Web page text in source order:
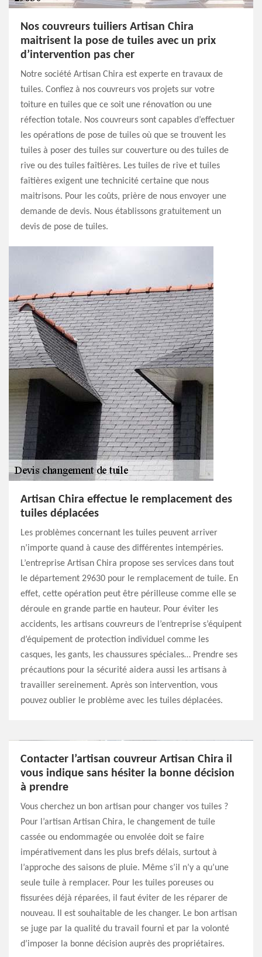
Nos couvreurs tuiliers Artisan Chira
maitrisent la pose de tuiles avec un prix
d’intervention pas cher
Notre société Artisan Chira est experte en travaux de
tuiles. Confiez à nos couvreurs vos projets sur votre
toiture en tuiles que ce soit une rénovation ou une
réfection totale. Nos couvreurs sont capables d’effectuer
les opérations de pose de tuiles où que se trouvent les
tuiles à poser des tuiles sur couverture ou des tuiles de
rive ou des tuiles faîtières. Les tuiles de rive et tuiles
faîtières exigent une technicité certaine que nous
maitrisons. Pour les coûts, prière de nous envoyer une
demande de devis. Nous établissons gratuitement un
devis de pose de tuiles.
Artisan Chira effectue le remplacement des
tuiles déplacées
Les problèmes concernant les tuiles peuvent arriver
n’importe quand à cause des différentes intempéries.
L’entreprise Artisan Chira propose ses services dans tout
le département 29630 pour le remplacement de tuile. En
effet, cette opération peut être périlleuse comme elle se
déroule en grande partie en hauteur. Pour éviter les
accidents, les artisans couvreurs de l’entreprise s’équipent
d’équipement de protection individuel comme les
casques, les gants, les chaussures spéciales… Prendre ses
précautions pour la sécurité aidera aussi les artisans à
travailler sereinement. Après son intervention, vous
pouvez oublier le problème avec les tuiles déplacées.
Contacter l’artisan couvreur Artisan Chira il
vous indique sans hésiter la bonne décision
à prendre
Vous cherchez un bon artisan pour changer vos tuiles ?
Pour l’artisan Artisan Chira, le changement de tuile
cassée ou endommagée ou envolée doit se faire
impérativement dans les plus brefs délais, surtout à
l’approche des saisons de pluie. Même s’il n’y a qu’une
seule tuile à remplacer. Pour les tuiles poreuses ou
fissurées déjà réparées, il faut éviter de les réparer de
nouveau. Il est souhaitable de les changer. Le bon artisan
se juge par la qualité du travail fourni et par la volonté
d’imposer la bonne décision auprès des propriétaires.